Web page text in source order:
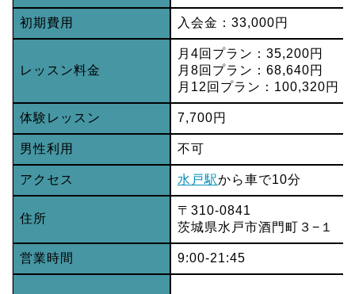
初期費用 入会金：33,000円
レッスン料金
月4回プラン：35,200円
月8回プラン：68,640円
月12回プラン：100,320円
体験レッスン 7,700円
男性利用 不可
アクセス 水戸駅から車で10分
住所
〒310-0841
茨城県水戸市酒門町３−１
営業時間 9:00-21:45